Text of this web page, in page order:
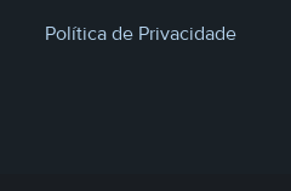
Política de Privacidade